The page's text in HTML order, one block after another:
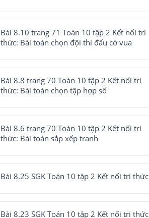
Bài 8.10 trang 71 Toán 10 tập 2 Kết nối tri
thức: Bài toán chọn đội thi đấu cờ vua
Bài 8.8 trang 70 Toán 10 tập 2 Kết nối tri
thức: Bài toán chọn tập hợp số
Bài 8.6 trang 70 Toán 10 tập 2 Kết nối tri
thức: Bài toán sắp xếp tranh
Bài 8.25 SGK Toán 10 tập 2 Kết nối tri thức
Bài 8.23 SGK Toán 10 tập 2 Kết nối tri thức